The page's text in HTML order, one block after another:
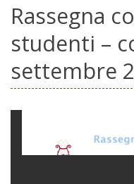
Rassegna
studenti –
settembre